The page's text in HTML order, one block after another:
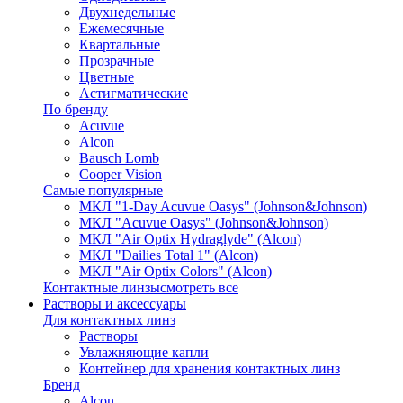
Двухнедельные
Ежемесячные
Квартальные
Прозрачные
Цветные
Астигматические
По бренду
Acuvue
Alcon
Bausch Lomb
Cooper Vision
Самые популярные
МКЛ "1-Day Acuvue Oasys" (Johnson&Johnson)
МКЛ "Acuvue Oasys" (Johnson&Johnson)
МКЛ "Air Optix Hydraglyde" (Alcon)
МКЛ "Dailies Total 1" (Alcon)
МКЛ "Air Optix Colors" (Alcon)
Контактные линзысмотреть все
Растворы и аксессуары
Для контактных линз
Растворы
Увлажняющие капли
Контейнер для хранения контактных линз
Бренд